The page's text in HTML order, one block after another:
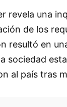
una
de los
resultó en
sociedad
al país tras